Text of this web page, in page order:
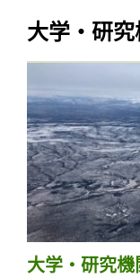
大学・研
大学・研究機